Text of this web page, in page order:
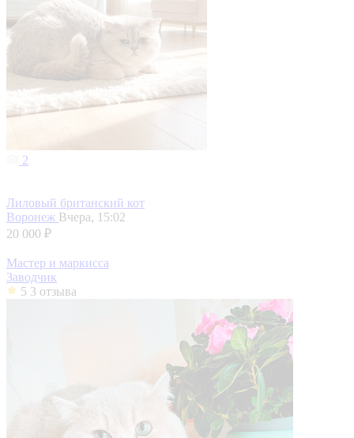
2
Лиловый британский кот
Воронеж Вчера, 15:02
20 000 ₽
Мастер и маркисса
Заводчик
5 3 отзыва